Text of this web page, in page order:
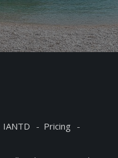
IANTD
Pricing